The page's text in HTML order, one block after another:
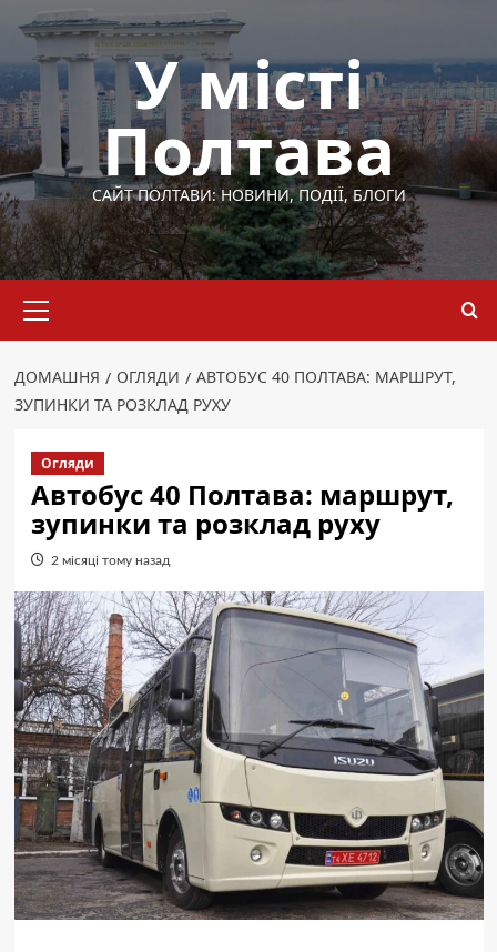
Перейти
вмісту
У місті
Полтава
САЙТ ПОЛТАВИ: НОВИНИ, ПОДІЇ, БЛОГИ
меню
ДОМАШНЯ ОГЛЯДИ
АВТОБУС 40 ПОЛТАВА: МАРШРУТ,
ЗУПИНКИ ТА РОЗКЛАД РУХУ
Огляди
Автобус 40 Полтава: маршрут,
зупинки та розклад руху
2 місяці тому назад